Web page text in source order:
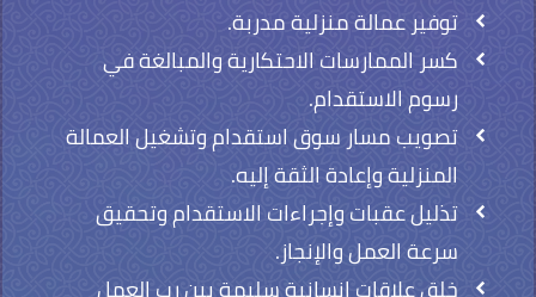
توفير عمالة منزلية مدربة.
كسر الممارسات الاحتكارية والمبالغة في
رسوم الاستقدام.
تصويب مسار سوق استقدام وتشغيل العمالة
المنزلية وإعادة الثقة إليه.
تذليل عقبات وإجراءات الاستقدام وتحقيق
سرعة العمل والإنجاز.
خلق علاقات إنسانية سليمة بين رب العمل